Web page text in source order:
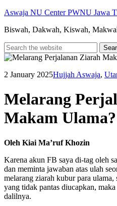
Skip
content
Aswaja NU Center PWNU Jawa
Biswah, Dakwah, Kiswah,
2 January 2025Hujjah Aswaja,
Melarang
Makam Ulama?
Oleh Kiai Ma’ruf Khozin
Karena akun FB saya di-tag oleh
dan meminta jawaban atas ulah
melarang ziarah kubur para
yang tidak pantas diucapkan,
dalilnya.